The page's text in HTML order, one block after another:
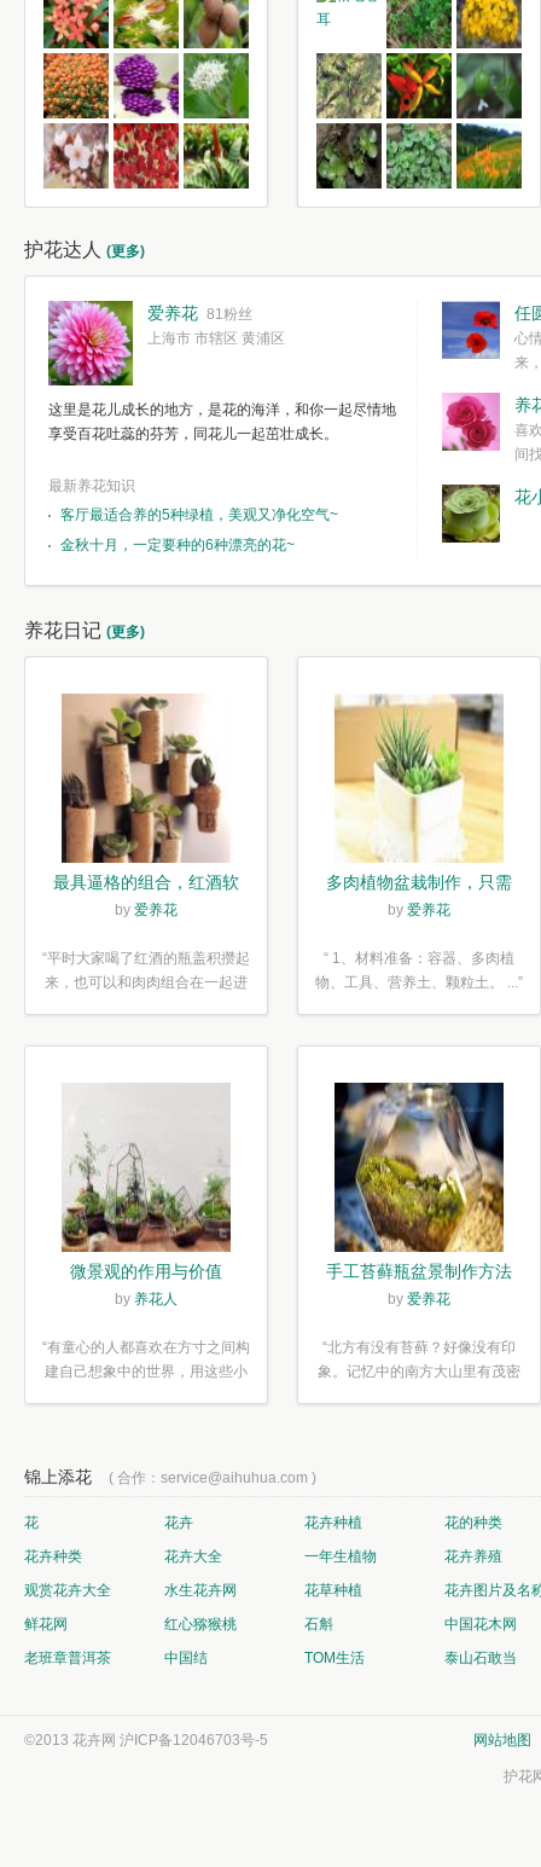
护花达人 (更多)
爱养花 81粉丝
上海市 市辖区 黄浦区
这里是花儿成长的地方，是花的海洋，和你一起尽情地
享受百花吐蕊的芬芳，同花儿一起茁壮成长。
最新养花知识
客厅最适合养的5种绿植，美观又净化空气~
金秋十月，一定要种的6种漂亮的花~
任
心
来
简单愉快的心
我们自己复杂
养
喜
间
花
养花日记 (更多)
最具逼格的组合，红酒软
木塞diy多肉植物盆栽
by 爱养花
“平时大家喝了红酒的瓶盖积攒起
来，也可以和肉肉组合在一起进
多肉植物盆栽制作，只需
简单6步
by 爱养花
“ 1、材料准备：容器、多肉植
物、工具、营养土、颗粒土。 ...”
微景观的作用与价值
by 养花人
“有童心的人都喜欢在方寸之间构
建自己想象中的世界，用这些小
手工苔藓瓶盆景制作方法
by 爱养花
“北方有没有苔藓？好像没有印
象。记忆中的南方大山里有茂密
锦上添花 ( 合作：service@aihuhua.com )
花 花卉 花卉种植
花的种类
花卉种类
花卉大全 一年生植物
花卉养殖
观赏花卉大全
水生花卉网 花草种植
花卉图片及名
鲜花网
红心猕猴桃 石斛
中国花木网
老班章普洱茶
中国结 TOM生活 泰山石敢当
©2013 花卉网 沪ICP备12046703号-5 网站地图
护花